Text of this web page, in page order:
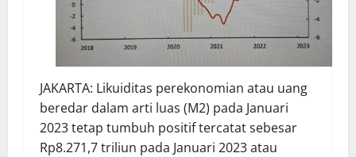
JAKARTA: Likuiditas perekonomian atau uang
beredar dalam arti luas (M2) pada Januari
2023 tetap tumbuh positif tercatat sebesar
Rp8.271,7 triliun pada Januari 2023 atau